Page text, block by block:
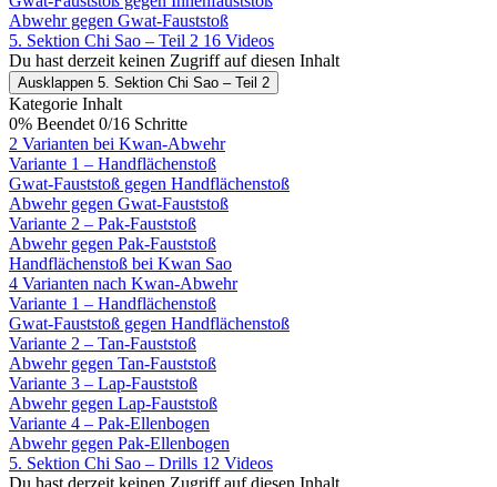
Abwehr gegen Gwat-Fauststoß
5. Sektion Chi Sao – Teil 2 16 Videos
Du hast derzeit keinen Zugriff auf diesen Inhalt
Ausklappen 5. Sektion Chi Sao – Teil 2
Kategorie Inhalt
0% Beendet 0/16 Schritte
2 Varianten bei Kwan-Abwehr
Variante 1 – Handflächenstoß
Gwat-Fauststoß gegen Handflächenstoß
Abwehr gegen Gwat-Fauststoß
Variante 2 – Pak-Fauststoß
Abwehr gegen Pak-Fauststoß
Handflächenstoß bei Kwan Sao
4 Varianten nach Kwan-Abwehr
Variante 1 – Handflächenstoß
Gwat-Fauststoß gegen Handflächenstoß
Variante 2 – Tan-Fauststoß
Abwehr gegen Tan-Fauststoß
Variante 3 – Lap-Fauststoß
Abwehr gegen Lap-Fauststoß
Variante 4 – Pak-Ellenbogen
Abwehr gegen Pak-Ellenbogen
5. Sektion Chi Sao – Drills 12 Videos